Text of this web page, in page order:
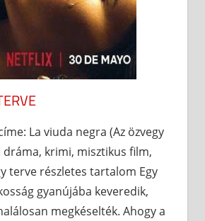
La viuda negra (Az özvegy
dráma, krimi, misztikus film,
terve részletes tartalom Egy
gyanújába keveredik,
megkéselték. Ahogy a